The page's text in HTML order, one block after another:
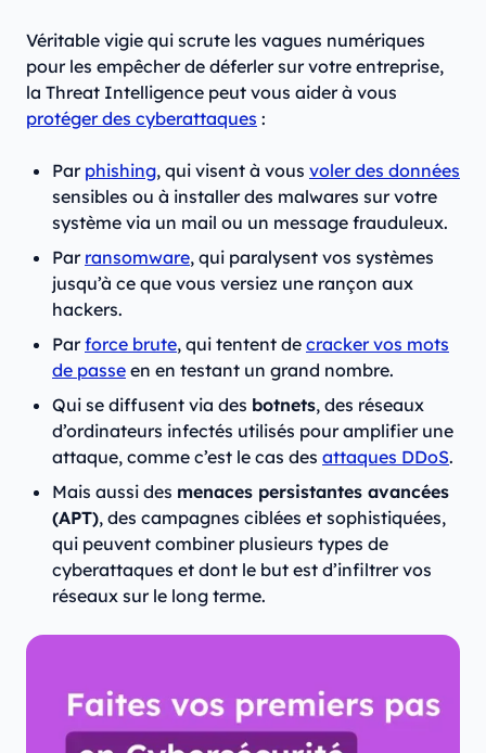
Véritable vigie qui scrute les vagues numériques
pour les empêcher de déferler sur votre entreprise,
la Threat Intelligence peut vous aider à vous
protéger des cyberattaques :
Par phishing, qui visent à vous voler des données
sensibles ou à installer des malwares sur votre
système via un mail ou un message frauduleux.
Par ransomware, qui paralysent vos systèmes
jusqu’à ce que vous versiez une rançon aux
hackers.
Parforce brute, qui tentent de cracker vos mots
de passe en en testant un grand nombre.
Qui se diffusent via des botnets, des réseaux
d’ordinateurs infectés utilisés pour amplifier une
attaque, comme c’est le cas des attaques DDoS.
Mais aussi des menaces persistantes avancées
(APT), des campagnes ciblées et sophistiquées,
qui peuvent combiner plusieurs types de
cyberattaques et dont le but est d’infiltrer vos
réseaux sur le long terme.